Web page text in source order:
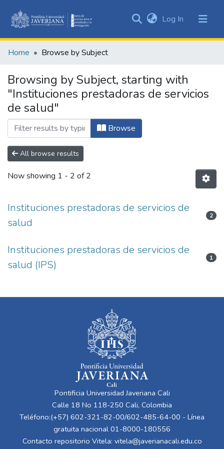
&
All of DSpace
Log In (current)
Home Browse by Subject
Browsing by Subject, starting with
"Instituciones prestadoras de servicios
de salud"
Browse
All browse results
Now showing 1 - 2 of 2
Instituciones prestadoras de servicios de
salud
2
Instituciones prestadoras de servicios de
salud (IPS)
1
Pontificia Universidad Javeriana Cali
Calle 18 No 118-250 Cali, Colombia
Teléfono:(+57) 602-321-82-00/602-485-64-00 - Línea
gratuita nacional 01-8000-180556
Contacto repositorio Vitela: vitela@javerianacali.edu.co